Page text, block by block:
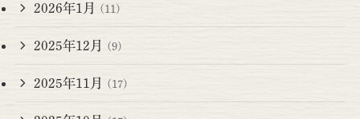
2026年1月 (11)
2025年12月 (9)
2025年11月 (17)